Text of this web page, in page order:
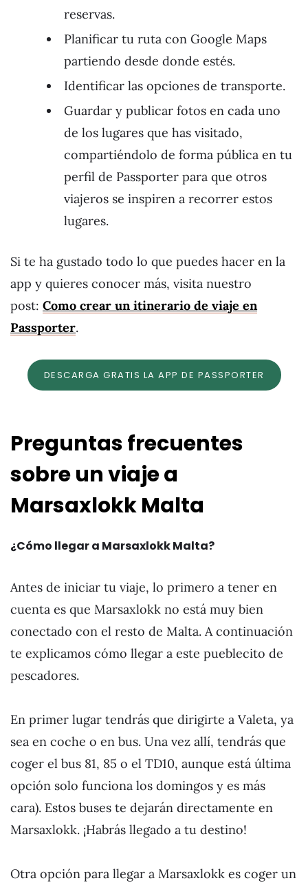
reservas.
Planificar tu ruta con Google Maps
partiendo desde donde estés.
Identificar las opciones de transporte.
Guardar y publicar fotos en cada uno
de los lugares que has visitado,
compartiéndolo de forma pública en tu
perfil de Passporter para que otros
viajeros se inspiren a recorrer estos
lugares.
Si te ha gustado todo lo que puedes hacer en la
app y quieres conocer más, visita nuestro
post: Como crear un itinerario de viaje en
Passporter.
DESCARGA GRATIS LA APP DE PASSPORTER
Preguntas frecuentes
sobre un viaje a
Marsaxlokk Malta
¿Cómo llegar a Marsaxlokk Malta?
Antes de iniciar tu viaje, lo primero a tener en
cuenta es que Marsaxlokk no está muy bien
conectado con el resto de Malta. A continuación
te explicamos cómo llegar a este pueblecito de
pescadores.
En primer lugar tendrás que dirigirte a Valeta, ya
sea en coche o en bus. Una vez allí, tendrás que
coger el bus 81, 85 o el TD10, aunque está última
opción solo funciona los domingos y es más
cara). Estos buses te dejarán directamente en
Marsaxlokk. ¡Habrás llegado a tu destino!
Otra opción para llegar a Marsaxlokk es coger un